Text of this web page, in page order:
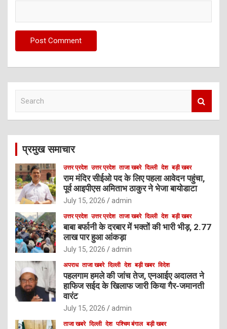
c
प्रमुख समाचार
उत्तर प्रदेश उत्तर प्रदेश ताजा खबरे दिल्ली देश बड़ी खबर
राम मंदिर सीईओ पद के लिए पहला आवेदन पहुंचा,
पूर्व आइपीएस अमिताभ ठाकुर ने भेजा बायोडाटा
July 15, 2026 admin
उत्तर प्रदेश उत्तर प्रदेश ताजा खबरे दिल्ली देश बड़ी खबर
बाबा बर्फानी के दरबार में भक्तों की भारी भीड़, 2.77
लाख पार हुआ आंकड़ा
July 15, 2026 admin
अपराध ताजा खबरे दिल्ली देश बड़ी खबर विदेश
पहलगाम हमले की जांच तेज, एनआईए अदालत ने
हाफिज सईद के खिलाफ जारी किया गैर-जमानती
वारंट
July 15, 2026 admin
ताजा खबरे दिल्ली देश पश्चिम बंगाल बड़ी खबर